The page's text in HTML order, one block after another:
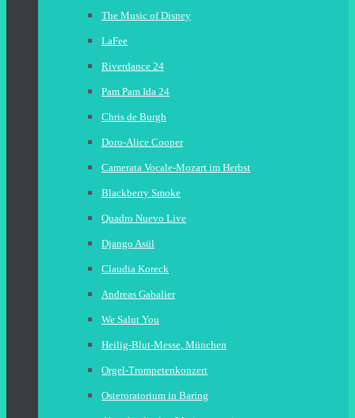
The Music of Disney
LaFee
Riverdance 24
Pam Pam Ida 24
Chris de Burgh
Doro-Alice Cooper
Camerata Vocale-Mozart im Herbst
Blackberry Smoke
Quadro Nuevo Live
Django Asül
Claudia Koreck
Andreas Gabalier
We Salut You
Heilig-Blut-Messe, München
Orgel-Trompetenkonzert
Osteroratorium in Baring